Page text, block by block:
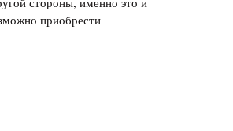
приобрести